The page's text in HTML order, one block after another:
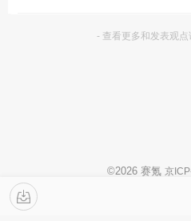
- 查看更多和发表观
©2026 赛氪 京